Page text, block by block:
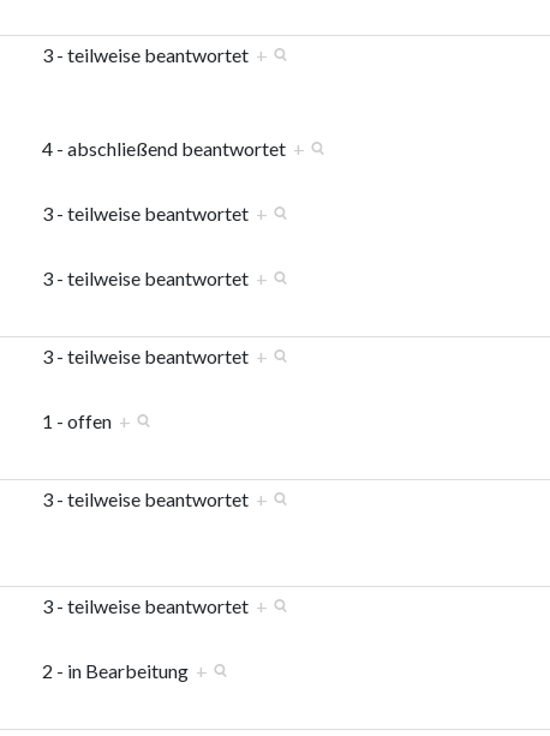
3 - teilweise beantwortet +
4 - abschließend beantwortet +
3 - teilweise beantwortet +
3 - teilweise beantwortet +
3 - teilweise beantwortet +
1 - offen +
3 - teilweise beantwortet +
3 - teilweise beantwortet +
2 - in Bearbeitung +